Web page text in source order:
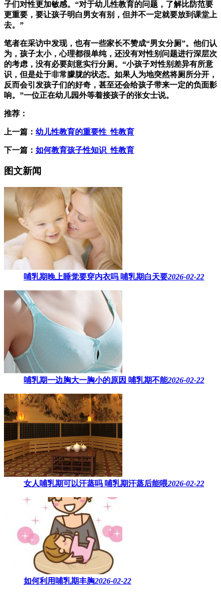
子们对性更加敏感。“对于幼儿性教育的问题，了解比防范要
更重要，要让孩子明白男女有别，但并不一定就要放到课堂上
去。”
笔者在采访中发现，也有一些家长不赞成“男女分厕”。他们认
为，孩子太小，心理都很单纯，还没有对性别问题进行深层次
的考虑，没有必要刻意实行分厕。“小孩子对性别差异有所意
识，但是处于非常朦胧的状态。如果人为地突然将厕所分开，
反而会引发孩子们的好奇，甚至还会给孩子带来一定的负面影
响。”一位正在幼儿园外等着接孩子的张女士说。
推荐：
上一篇： 幼儿性教育的重要性_性教育
下一篇： 如何教育孩子性知识_性教育
图文新闻
哺乳期晚上睡觉要穿内衣吗​ 哺乳期白天要2026-02-22
哺乳期一边胸大一胸小的原因​ 哺乳期不能2026-02-22
女人哺乳期可以汗蒸吗 ​哺乳期汗蒸后能喂2026-02-22
如何利用哺乳期丰胸2026-02-22